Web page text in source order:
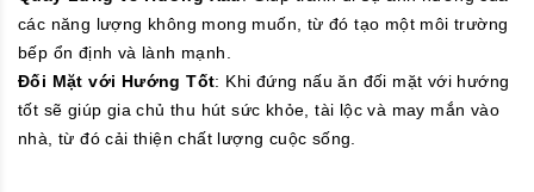
các năng lượng không mong muốn, từ đó tạo một môi trường
bếp ổn định và lành mạnh.
Đối Mặt với Hướng Tốt: Khi đứng nấu ăn đối mặt với hướng
tốt sẽ giúp gia chủ thu hút sức khỏe, tài lộc và may mắn vào
nhà, từ đó cải thiện chất lượng cuộc sống.